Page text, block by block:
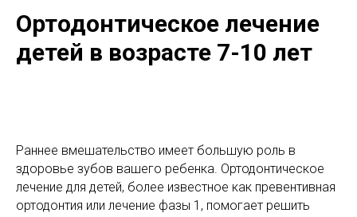
Ортодонтическое лечение
детей в возрасте 7-10 лет
Раннее вмешательство имеет большую роль в
здоровье зубов вашего ребенка. Ортодонтическое
лечение для детей, более известное как превентивная
ортодонтия или лечение фазы 1, помогает решить